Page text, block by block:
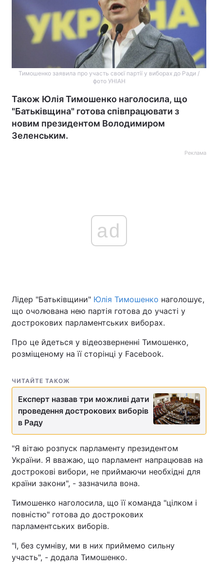
Тимошенко заявила про участь своєї партії у виборах до Ради /
фото УНІАН
Також Юлія Тимошенко наголосила, що
"Батьківщина" готова співпрацювати з
новим президентом Володимиром
Зеленським.
Реклама
ad
Лідер "Батьківщини" Юлія Тимошенко наголошує,
що очолювана нею партія готова до участі у
дострокових парламентських виборах.
Про це йдеться у відеозверненні Тимошенко,
розміщеному на її сторінці у Facebook.
ЧИТАЙТЕ ТАКОЖ
Експерт назвав три можливі дати
проведення дострокових виборів
в Раду
"Я вітаю розпуск парламенту президентом
України. Я вважаю, що парламент напрацював на
дострокові вибори, не приймаючи необхідні для
країни закони", - зазначила вона.
Тимошенко наголосила, що її команда "цілком і
повністю" готова до дострокових
парламентських виборів.
"І, без сумніву, ми в них приймемо сильну
участь", - додала Тимошенко.